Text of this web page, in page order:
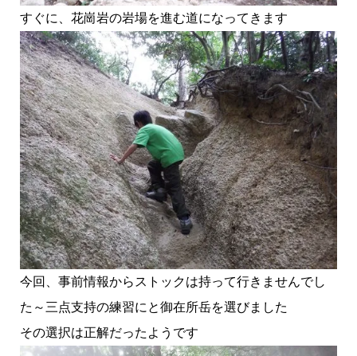
すぐに、花崗岩の岩場を進む道になってきます
今回、事前情報からストックは持って行きませんでし
た～三点支持の練習にと御在所岳を選びました
その選択は正解だったようです